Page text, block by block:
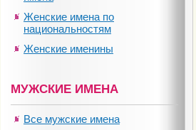
Женские имена по
национальностям
Женские именины
МУЖСКИЕ ИМЕНА
Все мужские имена